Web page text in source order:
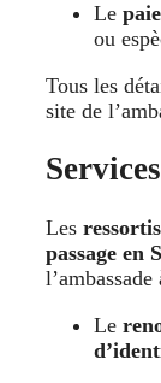
Le
ou
Tous les
site de
Les
passage en
Le